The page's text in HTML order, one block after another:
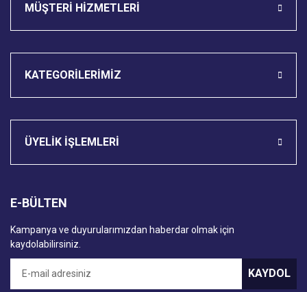
MÜŞTERİ HİZMETLERİ
KATEGORİLERİMİZ
ÜYELİK İŞLEMLERİ
E-BÜLTEN
Kampanya ve duyurularımızdan haberdar olmak için
kaydolabilirsiniz.
KAYDOL